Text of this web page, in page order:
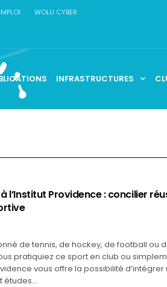
WOLU CYBER
INFRASTRUCTURES
l’Institut Providence : concilier
de tennis, de hockey, de football ou
pratiquiez ce sport en club ou
vous offre la possibilité
études…